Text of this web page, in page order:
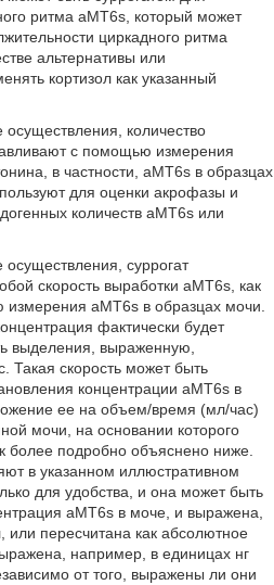
ритма aMT6s, который может
циркадного ритма
альтернативы или
кортизол как указанный
количество
с помощью измерения
в частности, aMT6s в образцах
для оценки акрофазы и
количеств aMT6s или
суррогат
скорость выработки aMT6s, как
aMT6s в образцах мочи.
фактически будет
выделения, выраженную,
Такая скорость может быть
концентрации aMT6s в
ее на объем/время (мл/час)
мочи, на основании которого
более подробно объяснено ниже.
в указанном иллюстративном
для удобства, и она может быть
aMT6s в моче, и выражена,
пересчитана как абсолютное
например, в единицах нг
от того, выражены ли они